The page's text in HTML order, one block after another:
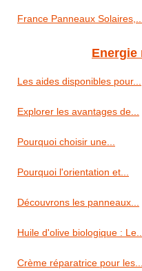
France Panneaux Solaires,...
Energie
Les aides disponibles pour...
Explorer les avantages de...
Pourquoi choisir une...
Pourquoi l'orientation et...
Découvrons les panneaux...
Huile d'olive biologique : Le...
Crème réparatrice pour les...